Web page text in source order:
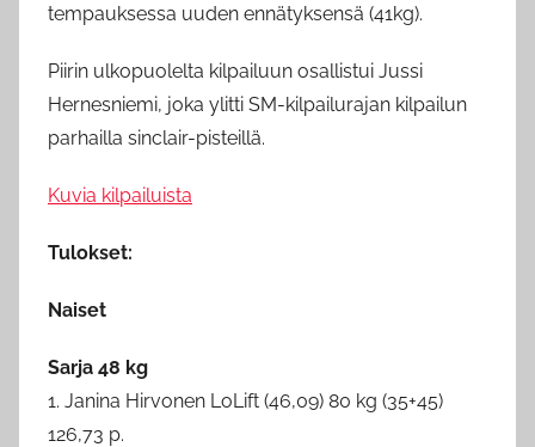
tempauksessa uuden ennätyksensä (41kg).
Piirin ulkopuolelta kilpailuun osallistui Jussi
Hernesniemi, joka ylitti SM-kilpailurajan kilpailun
parhailla sinclair-pisteillä.
Kuvia kilpailuista
Tulokset:
Naiset
Sarja 48 kg
1. Janina Hirvonen LoLift (46,09) 80 kg (35+45)
126,73 p.